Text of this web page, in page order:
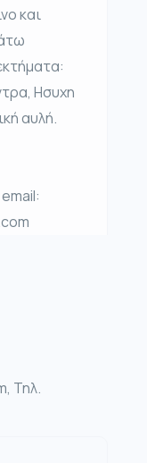
και
Ησυχη
αυλή.
Τηλ.